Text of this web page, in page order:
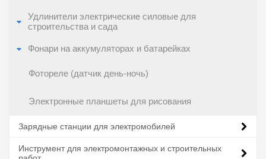
Удлинители электрические силовые для
строительства и сада
Фонари на аккумуляторах и батарейках
Фотореле (датчик день-ночь)
Электронные планшеты для рисования
Зарядные станции для электромобилей
Инструмент для электромонтажных и строительных